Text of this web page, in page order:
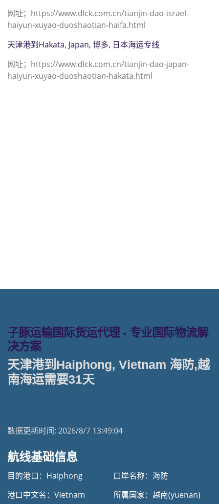
网址；https://www.dlck.com.cn/tianjin-dao-israel-
haiyun-xuyao-duoshaotian-haifa.html
天津港到Hakata, Japan, 博多, 日本海运专线
网址；https://www.dlck.com.cn/tianjin-dao-japan-
haiyun-xuyao-duoshaotian-hakata.html
子豚运输国际货运代理 - 专业国际物流解
决方案
天津港到Haiphong, Vietnam 海防,越
南海运需要31天
数据更新时间: 2026/8/7 13:49:04
航线基础信息
目的港口：Haiphong
港口中文名：Vietnam
口岸名称：海防
所属国家：越南(yuenan)